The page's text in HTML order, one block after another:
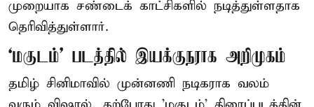
முறையாக சண்டைக் காட்சிகளில் நடித்துள்ளதாக
தெரிவித்துள்ளார்.
‘மகுடம்’ படத்தில் இயக்குநராக அறிமுகம்
தமிழ் சினிமாவில் முன்னணி நடிகராக வலம்